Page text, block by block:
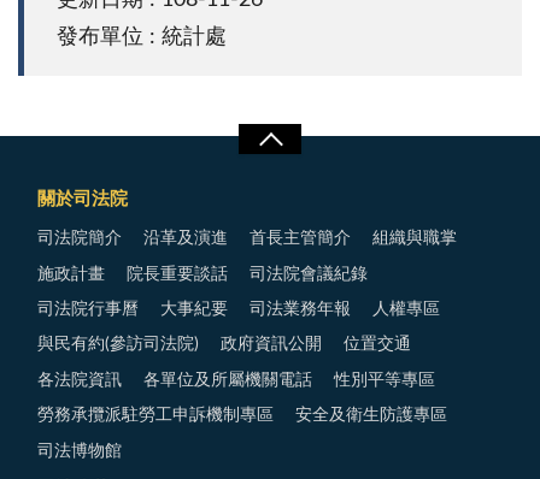
發布單位 : 統計處
關於司法院
司法院簡介 沿革及演進 首長主管簡介 組織與職掌
施政計畫 院長重要談話 司法院會議紀錄
司法院行事曆 大事紀要 司法業務年報 人權專區
與民有約(參訪司法院) 政府資訊公開 位置交通
各法院資訊 各單位及所屬機關電話 性別平等專區
勞務承攬派駐勞工申訴機制專區 安全及衛生防護專區
司法博物館